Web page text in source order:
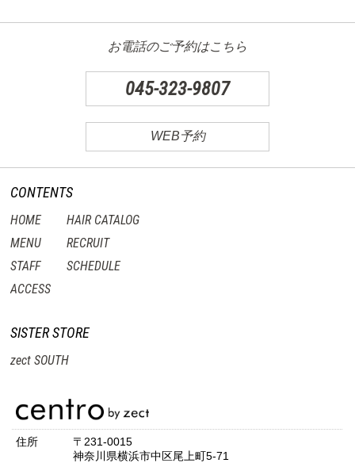
お電話のご予約はこちら
045-323-9807
WEB予約
CONTENTS
HOME
MENU
STAFF
ACCESS
HAIR CATALOG
RECRUIT
SCHEDULE
SISTER STORE
zect SOUTH
住所
〒231-0015
神奈川県横浜市中区尾上町5-71